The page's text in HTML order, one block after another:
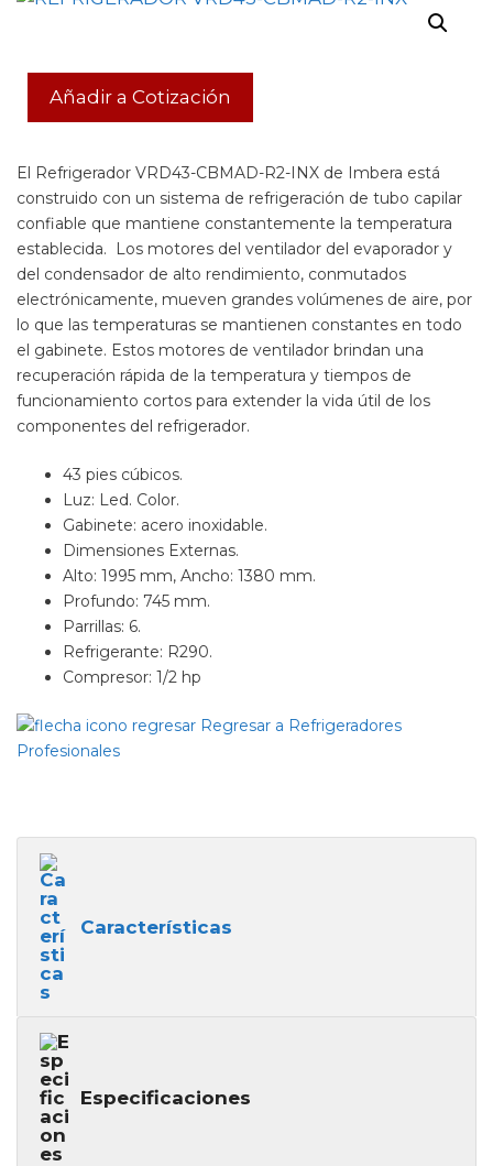
Añadir a Cotización
El Refrigerador VRD43-CBMAD-R2-INX de Imbera está
construido con un sistema de refrigeración de tubo capilar
confiable que mantiene constantemente la temperatura
establecida. Los motores del ventilador del evaporador y
del condensador de alto rendimiento, conmutados
electrónicamente, mueven grandes volúmenes de aire, por
lo que las temperaturas se mantienen constantes en todo
el gabinete. Estos motores de ventilador brindan una
recuperación rápida de la temperatura y tiempos de
funcionamiento cortos para extender la vida útil de los
componentes del refrigerador.
43 pies cúbicos.
Luz: Led. Color.
Gabinete: acero inoxidable.
Dimensiones Externas.
Alto: 1995 mm, Ancho: 1380 mm.
Profundo: 745 mm.
Parrillas: 6.
Refrigerante: R290.
Compresor: 1/2 hp
Regresar a Refrigeradores
Profesionales
Características
Especificaciones